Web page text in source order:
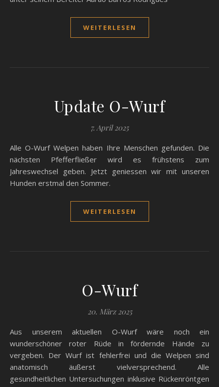
WEITERLESEN
Update O-Wurf
7. April 2025
Alle O-Wurf Welpen haben Ihre Menschen gefunden. Die
nächsten Pfefferfließer wird es frühstens zum
Jahreswechsel geben. Jetzt geniessen wir mit unseren
Hunden erstmal den Sommer.
WEITERLESEN
O-Wurf
20. März 2025
Aus unserem aktuellen O-Wurf wäre noch ein
wunderschöner roter Rüde in fördernde Hände zu
vergeben. Der Wurf ist fehlerfrei und die Welpen sind
anatomisch äußerst vielversprechend. Alle
gesundheitlichen Untersuchungen inklusive Rückenröntgen